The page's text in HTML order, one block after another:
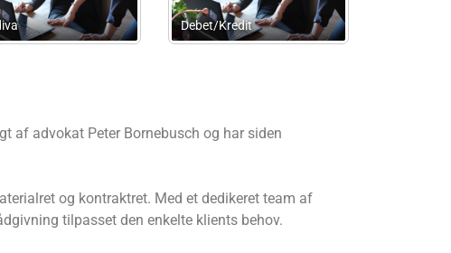
Thalstrup Accounting
Advokatfirmaet Jakob Dahl
Thomsen
af advokat Peter Bornebusch og har siden
og kontraktret. Med et dedikeret team af
tilpasset den enkelte klients behov.